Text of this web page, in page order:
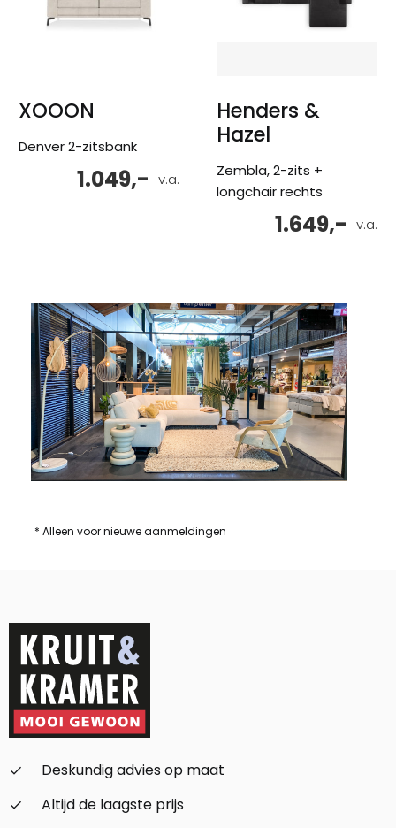
XOOON
Denver 2-zitsbank
v.a.
1.049,-
Henders &
Hazel
Zembla, 2-zits +
longchair rechts
v.a.
1.649,-
* Alleen voor nieuwe aanmeldingen
check_small
Deskundig advies op maat
check_small
Altijd de laagste prijs